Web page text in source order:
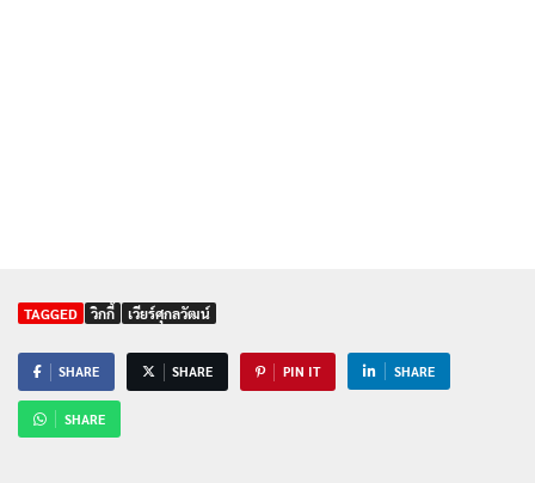
TAGGED วิกกี้ เวียร์ศุกลวัฒน์
SHARE SHARE PIN IT SHARE
SHARE